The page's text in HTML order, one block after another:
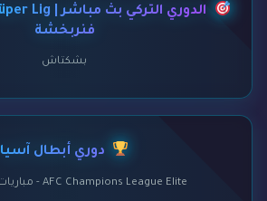
فنربخشة
بشكتاش
دوري أبطال آسيا
AFC Champions League Elite - مباريات أبطال آسيا